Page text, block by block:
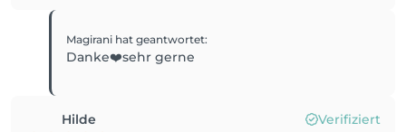
Magirani hat geantwortet:
Danke❤️sehr gerne
Hilde Verifiziert